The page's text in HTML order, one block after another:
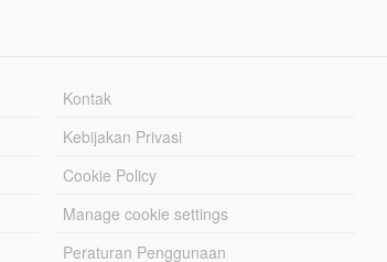
Kontak
Kebijakan Privasi
Cookie Policy
Manage cookie settings
Peraturan Penggunaan